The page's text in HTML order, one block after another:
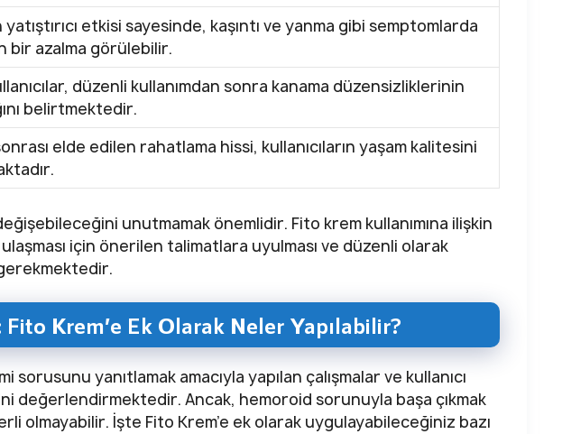
yatıştırıcı etkisi sayesinde, kaşıntı ve yanma gibi semptomlarda
bir azalma görülebilir.
düzenli kullanımdan sonra kanama düzensizliklerinin
belirtmektedir.
elde edilen rahatlama hissi, kullanıcıların yaşam kalitesini
unutmamak önemlidir. Fito krem kullanımına ilişkin
için önerilen talimatlara uyulması ve düzenli olarak
Krem’e Ek Olarak Neler Yapılabilir?
yanıtlamak amacıyla yapılan çalışmalar ve kullanıcı
değerlendirmektedir. Ancak, hemoroid sorunuyla başa çıkmak
olmayabilir. İşte Fito Krem’e ek olarak uygulayabileceğiniz bazı